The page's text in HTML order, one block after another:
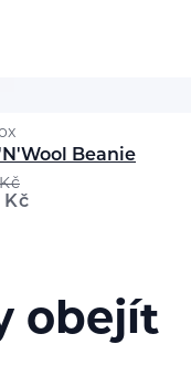
Beanie
Kč
Kč
obejít